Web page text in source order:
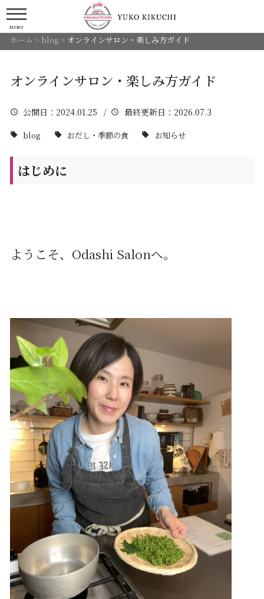
MENU
ホーム > blog > オンラインサロン・楽しみ方ガイド
オンラインサロン・楽しみ方ガイド
公開日 ：2024.01.25 / 最終更新日 ：2026.07.3
blog おだし・季節の食 お知らせ
はじめに
ようこそ、Odashi Salonへ。